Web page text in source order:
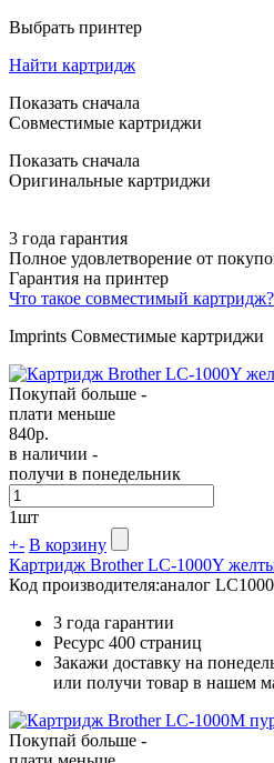
Выбрать принтер
Найти картридж
Показать сначала
Совместимые картриджи
Показать сначала
Оригинальные картриджи
3 года гарантия
Полное удовлетворение от
Гарантия на принтер
Что такое совместимый картридж?
Imprints Совместимые картриджи
Покупай больше -
плати меньше
840р.
в наличии -
получи в понедельник
1шт
+- В корзину
Картридж Brother LC-1000Y
Код производителя:аналог
3 года гарантии
Ресурс 400 страниц
Закажи доставку на
или получи товар в нашем
Покупай больше -